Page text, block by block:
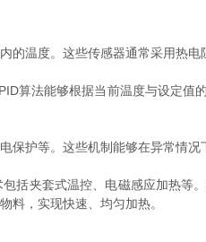
度。这些传感器通常采用热电
法能够根据当前温度与设定值
护等。这些机制能够在异常情况
夹套式温控、电磁感应加热等
料，实现快速、均匀加热。